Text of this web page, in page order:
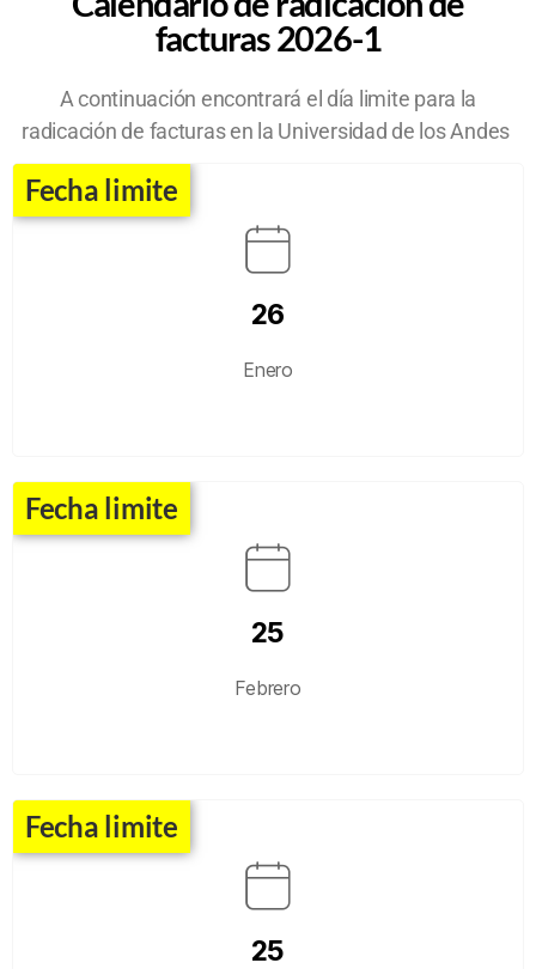
de pagos
facturas 2026-1
A continuación encontrará el día limite para la
radicación de facturas en la Universidad de los Andes
26
Enero
Fecha limite
25
Febrero
Fecha limite
25
Fecha limite